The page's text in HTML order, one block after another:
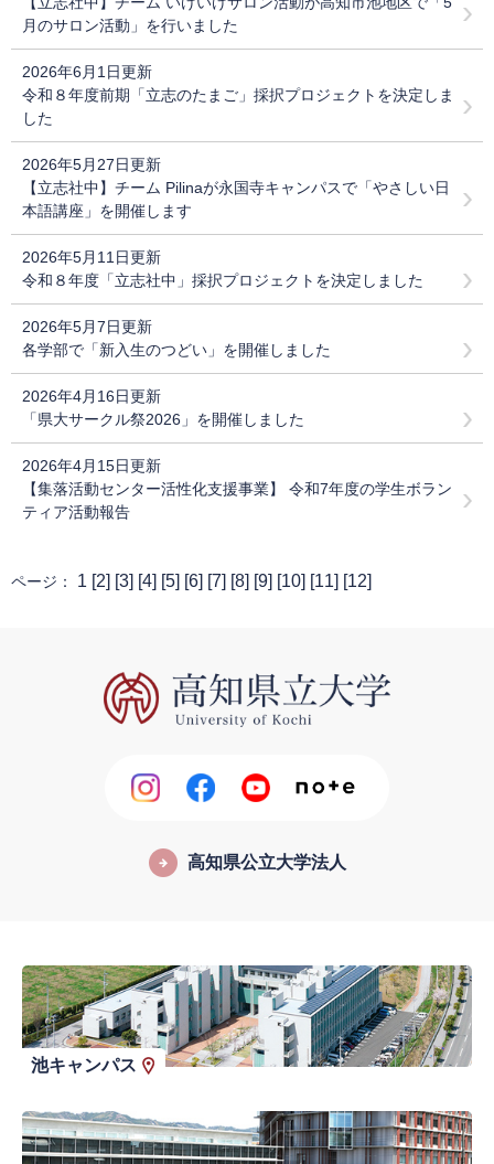
月のサロン活動」を行いました
2026年6月1日更新
令和８年度前期「立志のたまご」採択プロジェクトを決定しま
した
2026年5月27日更新
【立志社中】チーム Pilinaが永国寺キャンパスで「やさしい日
本語講座」を開催します
2026年5月11日更新
令和８年度「立志社中」採択プロジェクトを決定しました
2026年5月7日更新
各学部で「新入生のつどい」を開催しました
2026年4月16日更新
「県大サークル祭2026」を開催しました
2026年4月15日更新
【集落活動センター活性化支援事業】 令和7年度の学生ボラン
ティア活動報告
ページ： 1 [2] [3] [4] [5] [6] [7] [8] [9] [10] [11] [12]
高知県公立大学法人
池キャンパス